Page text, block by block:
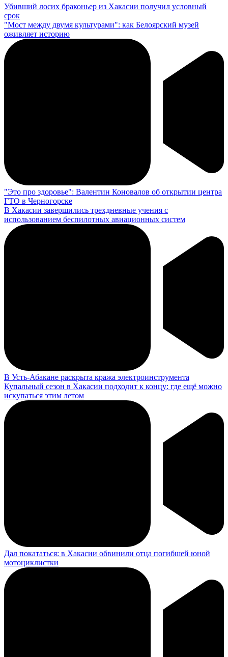
Убивший лосих браконьер из Хакасии получил условный
срок
"Мост между двумя культурами": как Белоярский музей
оживляет историю
"Это про здоровье": Валентин Коновалов об открытии центра
ГТО в Черногорске
В Хакасии завершились трехдневные учения с
использованием беспилотных авиационных систем
В Усть-Абакане раскрыта кража электроинструмента
Купальный сезон в Хакасии подходит к концу: где ещё можно
искупаться этим летом
Дал покататься: в Хакасии обвинили отца погибшей юной
мотоциклистки